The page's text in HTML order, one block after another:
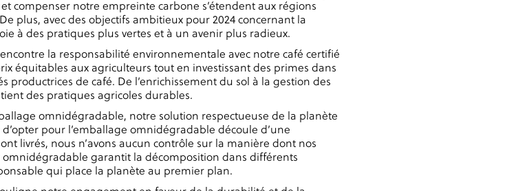
compenser notre empreinte carbone s’étendent aux régions
plus, avec des objectifs ambitieux pour 2024 concernant la
à des pratiques plus vertes et à un avenir plus radieux.
la responsabilité environnementale avec notre café certifié
équitables aux agriculteurs tout en investissant des primes dans
de café. De l’enrichissement du sol à la gestion des
des pratiques agricoles durables.
omnidégradable, notre solution respectueuse de la planète
pour l’emballage omnidégradable découle d’une
livrés, nous n’avons aucun contrôle sur la manière dont nos
omnidégradable garantit la décomposition dans différents
qui place la planète au premier plan.